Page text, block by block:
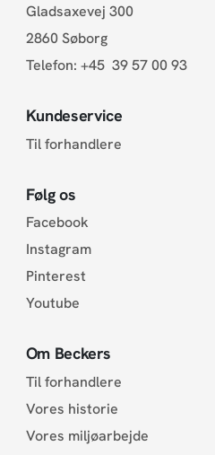
Gladsaxevej 300
2860 Søborg
Telefon: +45 39 57 00 93
Kundeservice
Til forhandlere
Følg os
Facebook
Instagram
Pinterest
Youtube
Om Beckers
Til forhandlere
Vores historie
Vores miljøarbejde